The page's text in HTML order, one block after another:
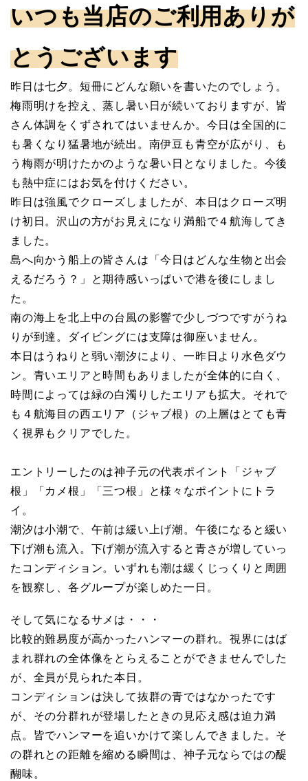
ン
サ
ー
ビ
ス
いつも当店のご利用ありが
とうございます
昨日は七夕。短冊にどんな願いを書いたのでしょう。
梅雨明けを控え、蒸し暑い日が続いておりますが、皆
さん体調をくずされてはいませんか。今日は全国的に
も暑くなり猛暑地が続出。南伊豆も青空が広がり、も
う梅雨が明けたかのような暑い日となりました。今後
も熱中症にはお気を付けください。
昨日は強風でクローズしましたが、本日はクローズ明
け初日。沢山の方がお見えになり満船で４航海してき
ました。
島へ向かう船上の皆さんは「今日はどんな生物と出会
えるだろう？」と期待感いっぱいで港を後にしまし
た。
南の海上を北上中の台風の影響で少しづつですがうね
りが到達。ダイビングには支障は御座いません。
本日はうねりと弱い潮汐により、一昨日より水色ダウ
ン。青いエリアと時間もありましたが全体的に白く、
時間によっては緑の白濁りしたエリアも拡大。それで
も４航海目の西エリア（ジャブ根）の上層はとても青
く視界もクリアでした。
エントリーしたのは神子元の代表ポイント「ジャブ
根」「カメ根」「三つ根」と様々なポイントにトラ
イ。
潮汐は小潮で、午前は緩い上げ潮。午後になると緩い
下げ潮も流入。下げ潮が流入すると青さが増していっ
たコンディション。いずれも潮は緩くじっくりと周囲
を観察し、各グループが楽しめた一日。
そして気になるサメは・・・
比較的難易度が高かったハンマーの群れ。視界にはば
まれ群れの全体像をとらえることができませんでした
が、全員が見られた本日。
コンディションは決して抜群の青ではなかったです
が、その分群れが登場したときの見応え感は迫力満
点。皆でハンマーを追いかけて楽しんできました。そ
の群れとの距離を縮める瞬間は、神子元ならではの醍
醐味。